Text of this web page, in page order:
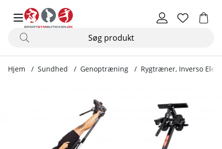
Hjem Sundhed Genoptræning Rygtræner, Inverso Ele